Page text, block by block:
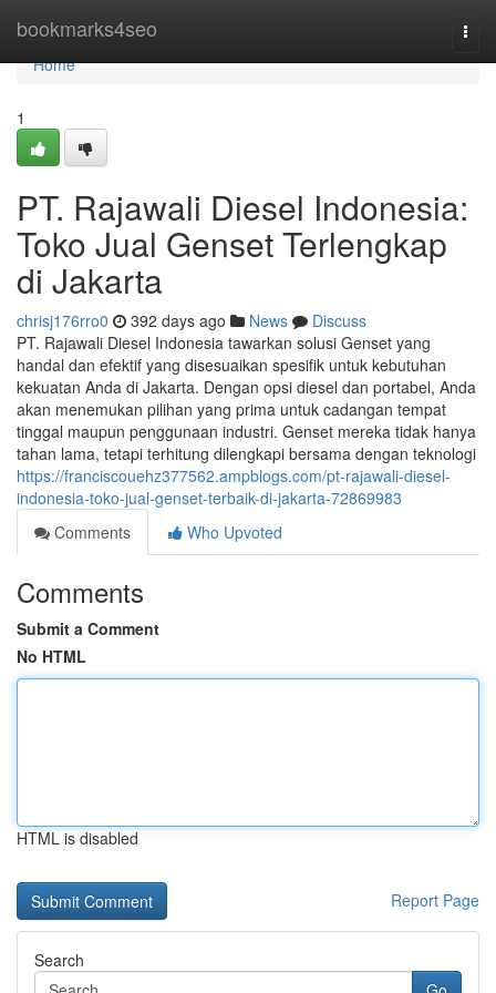
bookmarks4seo
Home
Home
1
PT. Rajawali Diesel Indonesia:
Toko Jual Genset Terlengkap
di Jakarta
chrisj176rro0 392 days ago News
Discuss
PT. Rajawali Diesel Indonesia tawarkan solusi Genset yang
handal dan efektif yang disesuaikan spesifik untuk kebutuhan
kekuatan Anda di Jakarta. Dengan opsi diesel dan portabel, Anda
akan menemukan pilihan yang prima untuk cadangan tempat
tinggal maupun penggunaan industri. Genset mereka tidak hanya
tahan lama, tetapi terhitung dilengkapi bersama dengan teknologi
https://franciscouehz377562.ampblogs.com/pt-rajawali-diesel-
indonesia-toko-jual-genset-terbaik-di-jakarta-72869983
Comments
Who Upvoted
Comments
Submit a Comment
No HTML
HTML is disabled
Report Page
Search